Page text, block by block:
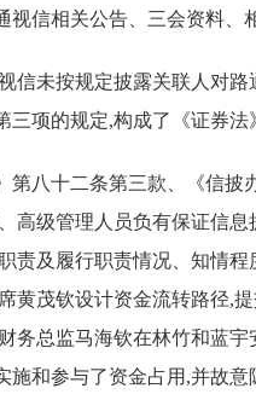
视信相关公告、三会资料、
信未按规定披露关联人对
三项的规定,构成了《证券
第八十二条第三款、《信披
高级管理人员负有保证信
责及履行职责情况、知情
黄茂钦设计资金流转路径,
务总监马海钦在林竹和蓝
施和参与了资金占用,并故